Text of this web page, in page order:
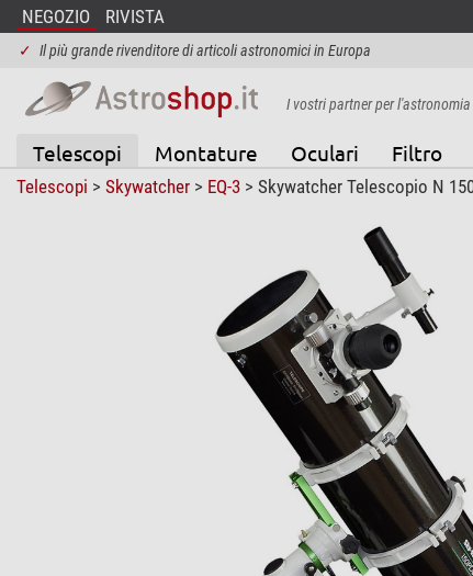
NEGOZIO RIVISTA
✓ Il più grande rivenditore di articoli astronomici in Europa
I vostri partner per l'astronomia
Telescopi Montature Oculari Filtro
Telescopi > Skywatcher> EQ-3> Skywatcher Telescopio N